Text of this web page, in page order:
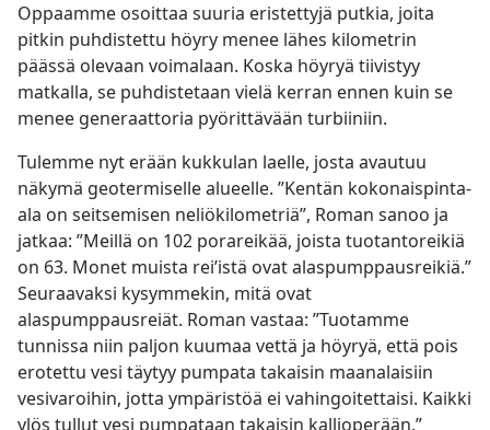
Oppaamme osoittaa suuria eristettyjä putkia, joita
pitkin puhdistettu höyry menee lähes kilometrin
päässä olevaan voimalaan. Koska höyryä tiivistyy
matkalla, se puhdistetaan vielä kerran ennen kuin se
menee generaattoria pyörittävään turbiiniin.
Tulemme nyt erään kukkulan laelle, josta avautuu
näkymä geotermiselle alueelle. ”Kentän kokonaispinta-
ala on seitsemisen neliökilometriä”, Roman sanoo ja
jatkaa: ”Meillä on 102 porareikää, joista tuotantoreikiä
on 63. Monet muista rei’istä ovat alaspumppausreikiä.”
Seuraavaksi kysymmekin, mitä ovat
alaspumppausreiät. Roman vastaa: ”Tuotamme
tunnissa niin paljon kuumaa vettä ja höyryä, että pois
erotettu vesi täytyy pumpata takaisin maanalaisiin
vesivaroihin, jotta ympäristöä ei vahingoitettaisi. Kaikki
ylös tullut vesi pumpataan takaisin kallioperään.”